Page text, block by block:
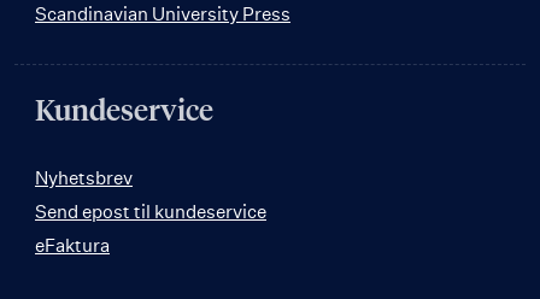
Scandinavian University Press
Kundeservice
Nyhetsbrev
Send epost til kundeservice
eFaktura